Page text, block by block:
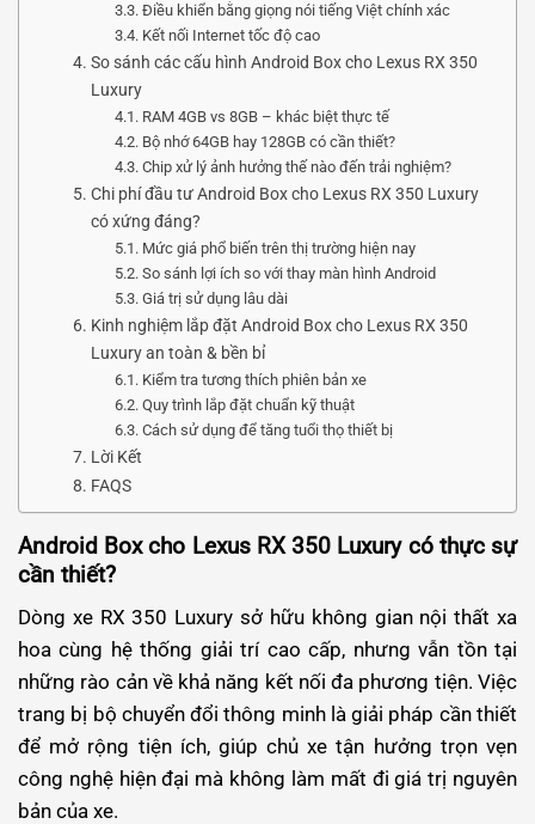
Điều khiển bằng giọng nói tiếng Việt chính xác
Kết nối Internet tốc độ cao
So sánh các cấu hình Android Box cho Lexus RX 350
Luxury
RAM 4GB vs 8GB – khác biệt thực tế
Bộ nhớ 64GB hay 128GB có cần thiết?
Chip xử lý ảnh hưởng thế nào đến trải nghiệm?
Chi phí đầu tư Android Box cho Lexus RX 350 Luxury
có xứng đáng?
Mức giá phổ biến trên thị trường hiện nay
So sánh lợi ích so với thay màn hình Android
Giá trị sử dụng lâu dài
Kinh nghiệm lắp đặt Android Box cho Lexus RX 350
Luxury an toàn & bền bỉ
Kiểm tra tương thích phiên bản xe
Quy trình lắp đặt chuẩn kỹ thuật
Cách sử dụng để tăng tuổi thọ thiết bị
Lời Kết
FAQS
Android Box cho Lexus RX 350 Luxury có thực sự
cần thiết?
Dòng xe RX 350 Luxury sở hữu không gian nội thất xa
hoa cùng hệ thống giải trí cao cấp, nhưng vẫn tồn tại
những rào cản về khả năng kết nối đa phương tiện. Việc
trang bị bộ chuyển đổi thông minh là giải pháp cần thiết
để mở rộng tiện ích, giúp chủ xe tận hưởng trọn vẹn
công nghệ hiện đại mà không làm mất đi giá trị nguyên
bản của xe.